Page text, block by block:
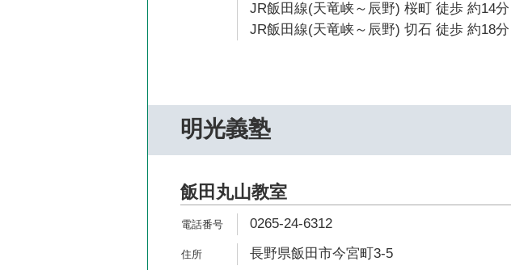
JR飯田線(天竜峡～辰野) 桜町 徒歩 約14分
JR飯田線(天竜峡～辰野) 切石 徒歩 約18分
明光義塾
飯田丸山教室
0265-24-6312
長野県飯田市今宮町3-5